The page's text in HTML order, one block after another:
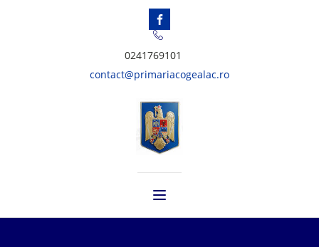
0241769101
contact@primariacogealac.ro